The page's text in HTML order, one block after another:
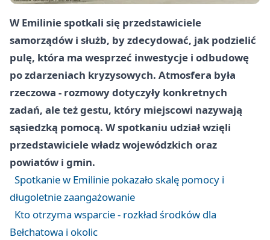
W Emilinie spotkali się przedstawiciele
samorządów i służb, by zdecydować, jak podzielić
pulę, która ma wesprzeć inwestycje i odbudowę
po zdarzeniach kryzysowych. Atmosfera była
rzeczowa - rozmowy dotyczyły konkretnych
zadań, ale też gestu, który miejscowi nazywają
sąsiedzką pomocą. W spotkaniu udział wzięli
przedstawiciele władz wojewódzkich oraz
powiatów i gmin.
Spotkanie w Emilinie pokazało skalę pomocy i
długoletnie zaangażowanie
Kto otrzyma wsparcie - rozkład środków dla
Bełchatowa i okolic